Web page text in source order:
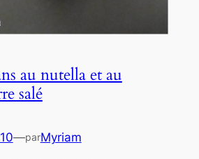
au nutella et au
salé
—parMyriam